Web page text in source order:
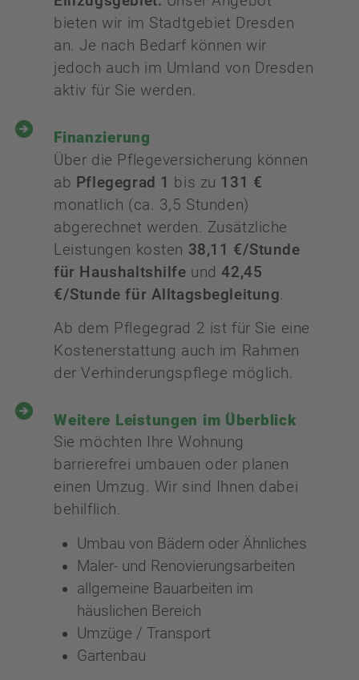
bieten wir im Stadtgebiet Dresden
an. Je nach Bedarf können wir
jedoch auch im Umland von Dresden
aktiv für Sie werden.
Finanzierung
Über die Pflegeversicherung können
ab Pflegegrad 1 bis zu 131 €
monatlich (ca. 3,5 Stunden)
abgerechnet werden. Zusätzliche
Leistungen kosten 38,11 €/Stunde
für Haushaltshilfe und42,45
€/Stunde für Alltagsbegleitung.
Ab dem Pflegegrad 2 ist für Sie eine
Kostenerstattung auch im Rahmen
der Verhinderungspflege möglich.
Weitere Leistungen im Überblick
Sie möchten Ihre Wohnung
barrierefrei umbauen oder planen
einen Umzug. Wir sind Ihnen dabei
behilflich.
Umbau von Bädern oder Ähnliches
Maler- und Renovierungsarbeiten
allgemeine Bauarbeiten im
häuslichen Bereich
Umzüge / Transport
Gartenbau